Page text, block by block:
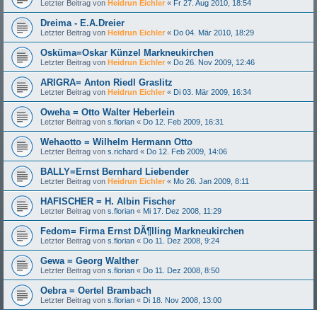
Letzter Beitrag von Heidrun Eichler « Fr 27. Aug 2010, 18:54
Dreima - E.A.Dreier
Letzter Beitrag von Heidrun Eichler « Do 04. Mär 2010, 18:29
Osküma=Oskar Künzel Markneukirchen
Letzter Beitrag von Heidrun Eichler « Do 26. Nov 2009, 12:46
ARIGRA= Anton Riedl Graslitz
Letzter Beitrag von Heidrun Eichler « Di 03. Mär 2009, 16:34
Oweha = Otto Walter Heberlein
Letzter Beitrag von s.florian « Do 12. Feb 2009, 16:31
Wehaotto = Wilhelm Hermann Otto
Letzter Beitrag von s.richard « Do 12. Feb 2009, 14:06
BALLY=Ernst Bernhard Liebender
Letzter Beitrag von Heidrun Eichler « Mo 26. Jan 2009, 8:11
HAFISCHER = H. Albin Fischer
Letzter Beitrag von s.florian « Mi 17. Dez 2008, 11:29
Fedom= Firma Ernst DÃ¶lling Markneukirchen
Letzter Beitrag von s.florian « Do 11. Dez 2008, 9:24
Gewa = Georg Walther
Letzter Beitrag von s.florian « Do 11. Dez 2008, 8:50
Oebra = Oertel Brambach
Letzter Beitrag von s.florian « Di 18. Nov 2008, 13:00